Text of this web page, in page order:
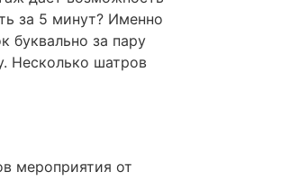
за 5 минут? Именно
буквально за пару
Несколько шатров
мероприятия от